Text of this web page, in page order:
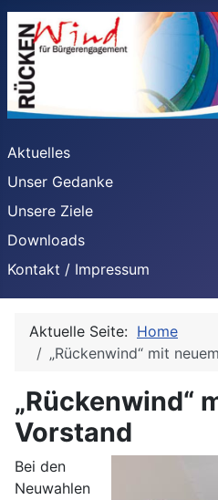
Aktuelles
Unser Gedanke
Unsere Ziele
Downloads
Kontakt / Impressum
Aktuelle Seite: Home
„Rückenwind“ mit
„Rückenwind“
Vorstand
Bei den
Neuwahlen